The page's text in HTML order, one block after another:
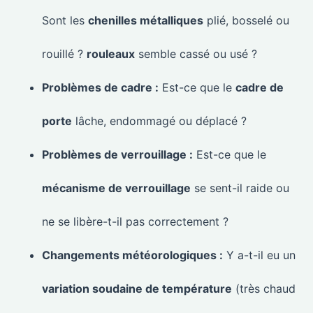
Sont les chenilles métalliques plié, bosselé ou
rouillé ? rouleaux semble cassé ou usé ?
Problèmes de cadre : Est-ce que le cadre de
porte lâche, endommagé ou déplacé ?
Problèmes de verrouillage : Est-ce que le
mécanisme de verrouillage se sent-il raide ou
ne se libère-t-il pas correctement ?
Changements météorologiques : Y a-t-il eu un
variation soudaine de température (très chaud